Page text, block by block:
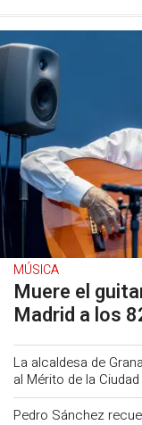
MÚSICA
Muere el
Madrid a los
La alcaldesa de
al Mérito de la Ciudad
Pedro Sánchez